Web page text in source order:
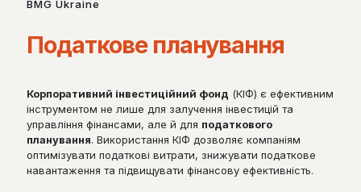
BMG Ukraine
Податкове планування
Корпоративний інвестиційний фонд (КІФ) є ефективним
інструментом не лише для залучення інвестицій та
управління фінансами, але й для податкового
планування. Використання КІФ дозволяє компаніям
оптимізувати податкові витрати, знижувати податкове
навантаження та підвищувати фінансову ефективність.